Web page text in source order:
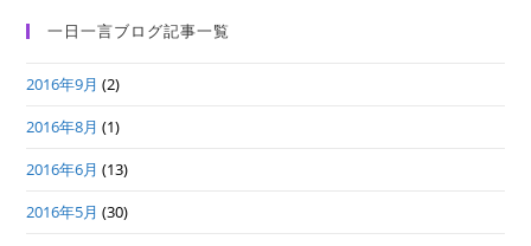
一日一言ブログ記事一覧
2016年9月 (2)
2016年8月 (1)
2016年6月 (13)
2016年5月 (30)